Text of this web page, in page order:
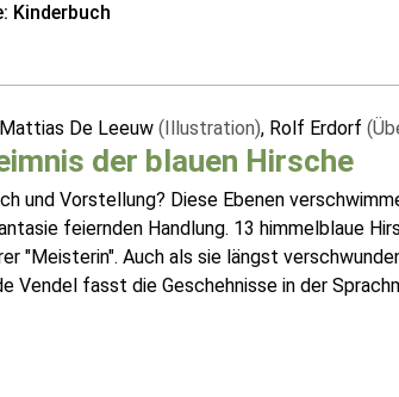
Kinderbuch
De Leeuw (Illustration), Rolf Erdorf
der blauen Hirsche
und Vorstellung? Diese Ebenen
feiernden Handlung. 13 himmelblaue
"Meisterin". Auch als sie längst
Vendel fasst die Geschehnisse in der